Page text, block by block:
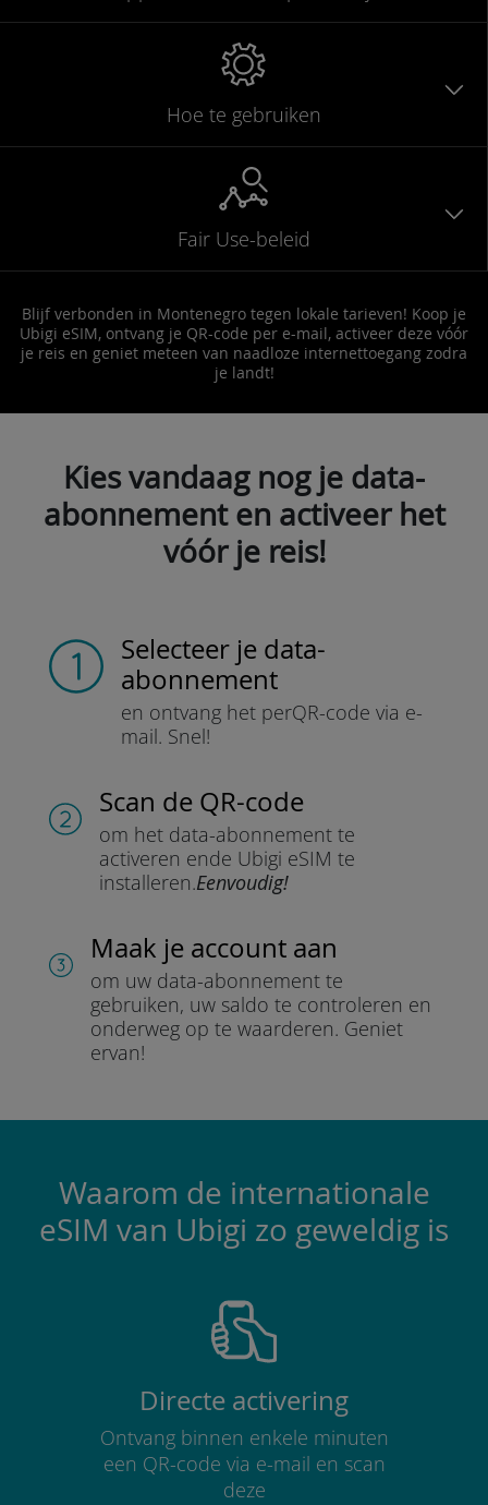
Hoe te gebruiken
Fair Use-beleid
Blijf verbonden in Montenegro tegen lokale tarieven! Koop je
Ubigi eSIM, ontvang je QR-code per e-mail, activeer deze vóór
je reis en geniet meteen van naadloze internettoegang zodra
je landt!
Kies vandaag nog je data-
abonnement en activeer het
vóór je reis!
Selecteer je data-
abonnement
en ontvang het perQR-code via e-
mail. Snel!
Scan de QR-code
om het data-abonnement te
activeren ende Ubigi eSIM te
installeren.Eenvoudig!
Maak je account aan
om uw data-abonnement te
gebruiken, uw saldo te controleren en
onderweg op te waarderen. Geniet
ervan!
Waarom de internationale
eSIM van Ubigi zo geweldig is
Directe activering
Ontvang binnen enkele minuten
een QR-code via e-mail en scan
deze